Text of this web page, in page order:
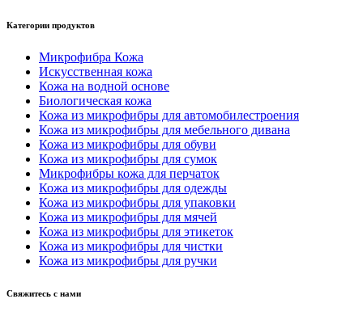
Категории продуктов
Микрофибра Кожа
Искусственная кожа
Кожа на водной основе
Биологическая кожа
Кожа из микрофибры для автомобилестроения
Кожа из микрофибры для мебельного дивана
Кожа из микрофибры для обуви
Кожа из микрофибры для сумок
Микрофибры кожа для перчаток
Кожа из микрофибры для одежды
Кожа из микрофибры для упаковки
Кожа из микрофибры для мячей
Кожа из микрофибры для этикеток
Кожа из микрофибры для чистки
Кожа из микрофибры для ручки
Свяжитесь с нами